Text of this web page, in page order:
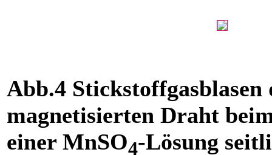
Abb.4 Stickstoffgasblasen
magnetisierten Draht
einer MnSO4-Lösung